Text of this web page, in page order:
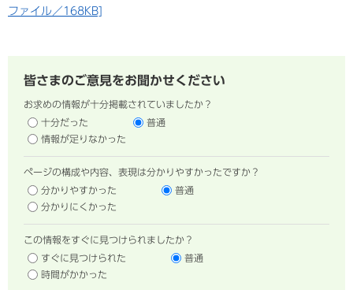
ファイル／168KB]
皆さまのご意見をお聞かせください
お求めの情報が十分掲載されていましたか？
十分だった
普通
情報が足りなかった
ページの構成や内容、表現は分かりやすかったですか？
分かりやすかった
普通
分かりにくかった
この情報をすぐに見つけられましたか？
すぐに見つけられた
普通
時間がかかった